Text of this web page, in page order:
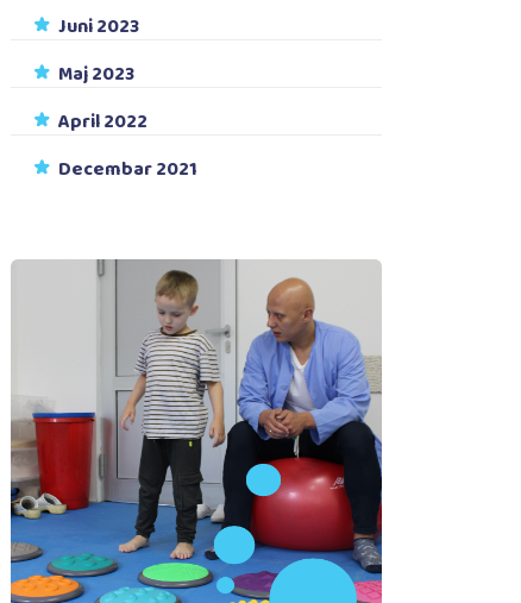
Juni 2023
Maj 2023
April 2022
Decembar 2021